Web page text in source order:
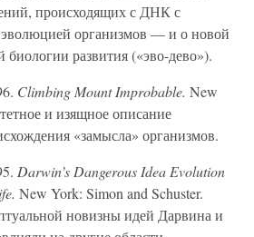
происходящих с ДНК с
организмов — и о новой
развития («эво-дево»).
Climbing Mount Improbable. New
и изящное описание
«замысла» организмов.
Darwin’s Dangerous Idea Evolution
New York: Simon and Schuster.
новизны идей Дарвина и